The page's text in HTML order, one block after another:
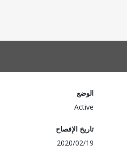
الوضع
Active
تاريخ الإفصاح
2020/02/19